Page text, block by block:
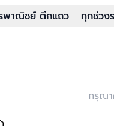
พาณิชย์ ตึกแถว ทุกช่วง
กรุณ